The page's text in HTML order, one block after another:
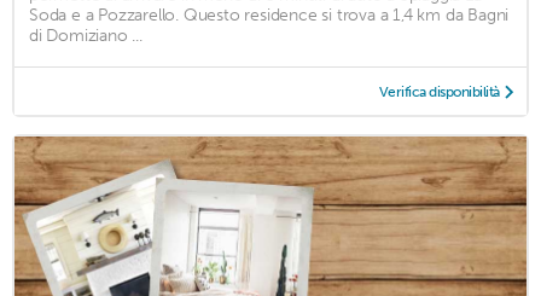
Soda e a Pozzarello. Questo residence si trova a 1,4 km da Bagni
di Domiziano ...
Verifica disponibilità